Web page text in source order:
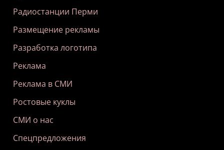
Радиостанции Перми
Размещение рекламы
Разработка логотипа
Реклама
Реклама в СМИ
Ростовые куклы
СМИ о нас
Спецпредложения